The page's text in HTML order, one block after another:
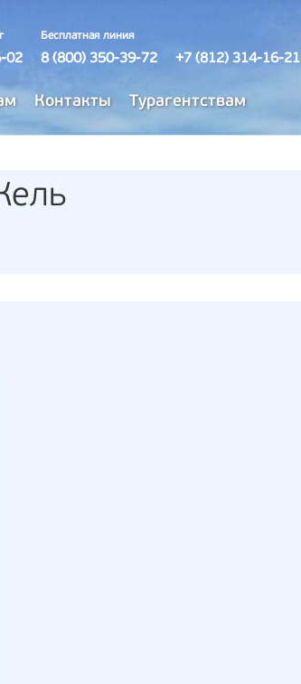
02
Бесплатная линия
8 (800) 350-39-72 +7 (812) 314-16-21
Контакты Турагентствам